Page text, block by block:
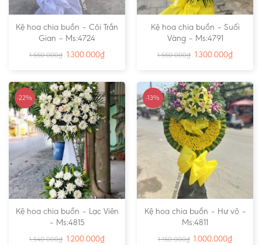
Kệ hoa chia buồn – Cõi Trần
Gian – Ms:4724
1.550.000₫ 1.300.000₫
Kệ hoa chia buồn – Suối
Vàng – Ms:4791
1.550.000₫ 1.300.000₫
-22%
Kệ hoa chia buồn – Lạc Viên
– Ms:4815
1.540.000₫ 1.200.000₫
-13%
Kệ hoa chia buồn – Hư vô –
Ms:4811
1.150.000₫ 1.000.000₫